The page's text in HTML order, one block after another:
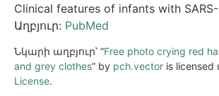
Clinical features of infants with
Աղբյուր: PubMed
Նկարի աղբյուր՝ “Free photo crying red
and grey clothes” by pch.vector is licensed
License.